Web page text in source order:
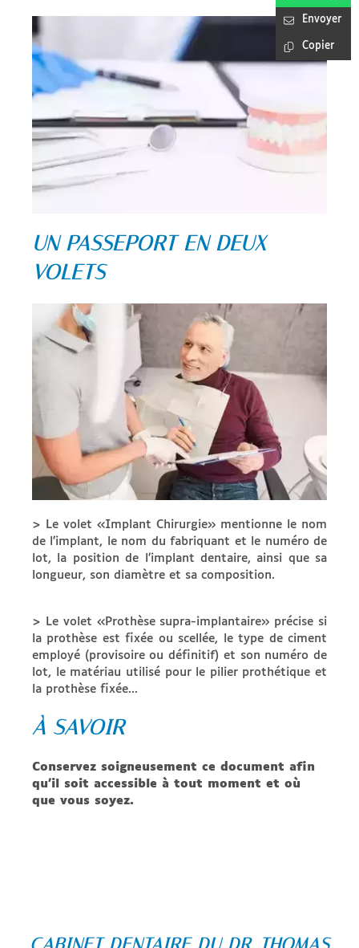
UN PASSEPORT EN DEUX
VOLETS
> Le volet «Implant Chirurgie» mentionne le nom
de l’implant, le nom du fabriquant et le numéro de
lot, la position de l’implant dentaire, ainsi que sa
longueur, son diamètre et sa composition.
> Le volet «Prothèse supra-implantaire» précise si
la prothèse est fixée ou scellée, le type de ciment
employé (provisoire ou définitif) et son numéro de
lot, le matériau utilisé pour le pilier prothétique et
la prothèse fixée...
À SAVOIR
Conservez soigneusement ce document afin
qu’il soit accessible à tout moment et où
que vous soyez.
Envoyer
Copier